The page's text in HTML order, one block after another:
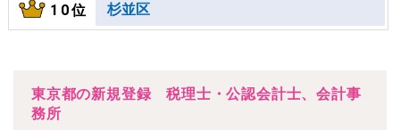
10位 杉並区
東京都の新規登録 税理士・公認会計士、会計事
務所